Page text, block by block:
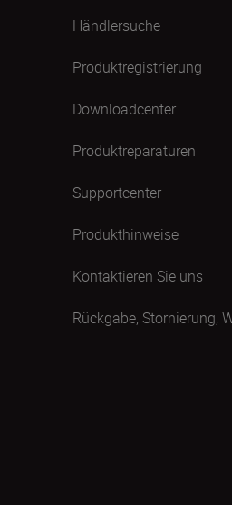
Händlersuche
Produktregistrierung
Downloadcenter
Produktreparaturen
Supportcenter
Produkthinweise
Kontaktieren Sie uns
Rückgabe, Stornierung,